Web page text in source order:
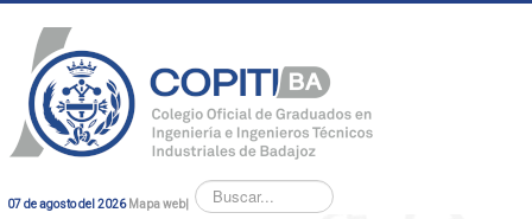
07 de agosto del 2026 Mapa web|
Buscar...